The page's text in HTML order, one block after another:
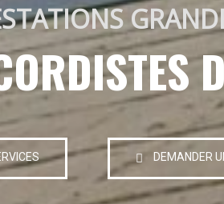
DEMANDER